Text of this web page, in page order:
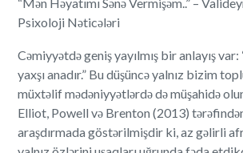
Psixoloji Nəticələri
Cəmiyyətdə geniş yayılmış bir anlayış var:
yaxşı anadır.” Bu düşüncə yalnız bizim
müxtəlif mədəniyyətlərdə də müşahidə
Elliot, Powell və Brenton (2013)
araşdırmada göstərilmişdir ki, az gəlirli